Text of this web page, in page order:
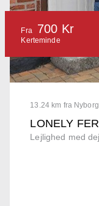
13.24 km fra
LONELY
Lejlighed med
Fra 700 Kr
Kerteminde